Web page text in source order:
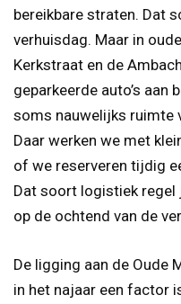
bereikbare straten. Dat
verhuisdag. Maar in
Kerkstraat en de
geparkeerde auto’s aan
soms nauwelijks ruimte
Daar werken we met
of we reserveren tijdig
Dat soort logistiek regel
op de ochtend van de
De ligging aan de Oude
in het najaar een factor